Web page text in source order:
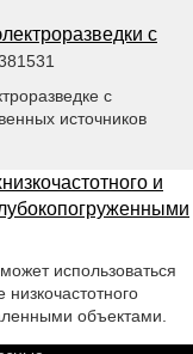
с
с
источников
и
использоваться
низкочастотного
объектами.